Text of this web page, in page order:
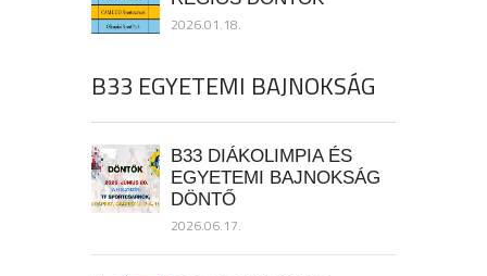
2026.01.18.
B33 EGYETEMI BAJNOKSÁG
B33 DIÁKOLIMPIA ÉS
EGYETEMI BAJNOKSÁG
DÖNTŐ
2026.06.17.